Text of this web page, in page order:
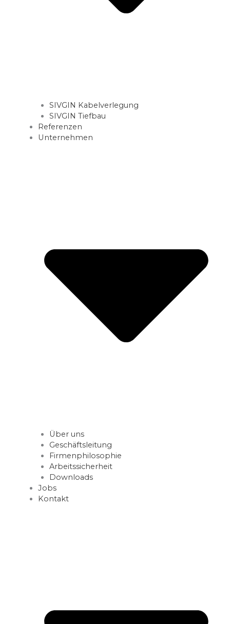
SIVGIN Kabelverlegung
SIVGIN Tiefbau
Referenzen
Unternehmen
Über uns
Geschäftsleitung
Firmenphilosophie
Arbeitssicherheit
Downloads
Jobs
Kontakt